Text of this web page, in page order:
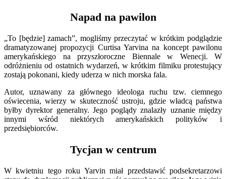
Napad na pawilon
„To [będzie] zamach”, mogliśmy przeczytać w krótkim podglądzie
dramatyzowanej propozycji Curtisa Yarvina na koncept pawilonu
amerykańskiego na przyszłoroczne Biennale w Wenecji. W
odróżnieniu od ostatnich wydarzeń, w krótkim filmiku protestujący
zostają pokonani, kiedy uderza w nich morska fala.
Autor, uznawany za głównego ideologa ruchu tzw. ciemnego
oświecenia, wierzy w skuteczność ustroju, gdzie władcą państwa
byłby dyrektor generalny. Jego poglądy znalazły uznanie między
innymi wśród niektórych amerykańskich polityków i
przedsiębiorców.
Tycjan w centrum
W kwietniu tego roku Yarvin miał przedstawić podsekretarzowi